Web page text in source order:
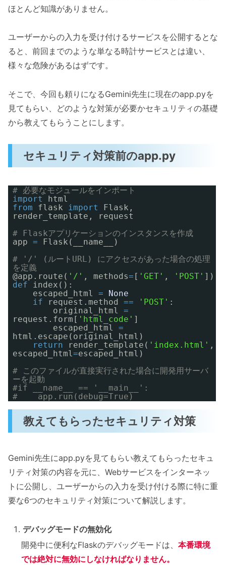
ほとんど知識がありません。
ユーザーからの入力を受け付けるサービスを公開するとな
ると、前回までのような単なる時計サービスとは違い、
様々な危険があるはずです。
そこで、今回も頼りになるGemini先生に現在のapp.pyを
見てもらい、どのような対策が必要かセキュリティの基礎
から教えてもらうことにします。
セキュリティ対策前のapp.py
# 必要なモジュールをインポート
import
html
from
flask import
Flask,
render_template, request
# Flaskアプリケーションのインスタンスを作成
app =
Flask(__name__)
# '/' (ルートURL) にアクセスがあった場合の処理
を定義
@app .route( '/' , methods= [ 'GET' , 'POST' ])
def
index():
escaped_html =
None
if
request.method == 'POST' :
original_html =
request.form[ 'html_code' ]
escaped_html =
html.escape(original_html)
return
render_template( 'index.html' ,
escaped_html=escaped_html)
# このファイルが直接実行された場合に開発用サーバ
ーを起動
#if __name__ == '__main__':
# app.run(debug=True)
教えてもらったセキュリティ対策
Gemini先生にapp.pyを見てもらい教えてもらったセキュ
リティ対策の内容を元に、Webサービスをインターネッ
トに公開し、ユーザーからの入力を受け付ける際に特に重
要な6つのセキュリティ対策について解説します。
デバッグモードの無効化
開発中に便利なFlaskのデバッグモードは、 本番環境
では絶対に無効にしなければなりません。